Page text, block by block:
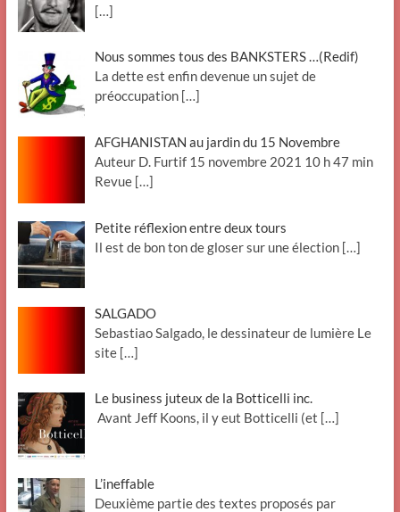
[…]
Nous sommes tous des BANKSTERS …(Redif)
La dette est enfin devenue un sujet de
préoccupation […]
AFGHANISTAN au jardin du 15 Novembre
Auteur D. Furtif 15 novembre 2021 10 h 47 min
Revue […]
Petite réflexion entre deux tours
Il est de bon ton de gloser sur une élection […]
SALGADO
Sebastiao Salgado, le dessinateur de lumière Le
site […]
Le business juteux de la Botticelli inc.
Avant Jeff Koons, il y eut Botticelli (et […]
L’ineffable
Deuxième partie des textes proposés par